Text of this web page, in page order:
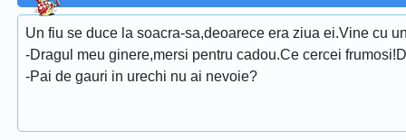
Un fiu se duce la soacra-sa,deoarece era ziua ei.Vine cu
-Dragul meu ginere,mersi pentru cadou.Ce cercei
-Pai de gauri in urechi nu ai nevoie?